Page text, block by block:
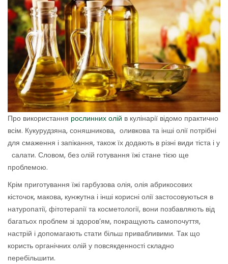
Про використання рослинних олій в кулінарії відомо практично
всім. Кукурудзяна, соняшникова, оливкова та інші олії потрібні
для смаження і запікання, також їх додають в різні види тіста і у
салати. Словом, без олій готування їжі стане тією ще
проблемою.
Крім приготування їжі гарбузова олія, олія абрикосових
кісточок, макова, кунжутна і інші корисні олії застосовуються в
натуропатії, фітотерапії та косметології, вони позбавляють від
багатьох проблем зі здоров’ям, покращують самопочуття,
настрій і допомагають стати більш привабливими. Так що
користь органічних олій у повсякденності складно
перебільшити.